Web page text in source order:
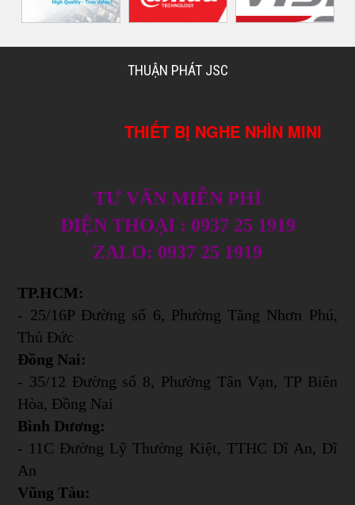
THUẬN PHÁT JSC
THIẾT BỊ NGHE NHÌN MINI
TƯ VẤN MIỄN PHÍ
ĐIỆN THOẠI : 0937 25 1919
ZALO: 0937 25 1919
TP.HCM:
- 25/16P Đường số 6, Phường Tăng Nhơn Phú,
Thủ Đức
Đồng Nai:
- 35/12 Đường số 8, Phường Tân Vạn, TP Biên
Hòa, Đồng Nai
Bình Dương:
- 11C Đường Lỹ Thường Kiệt, TTHC Dĩ An, Dĩ
An
Vũng Tàu: